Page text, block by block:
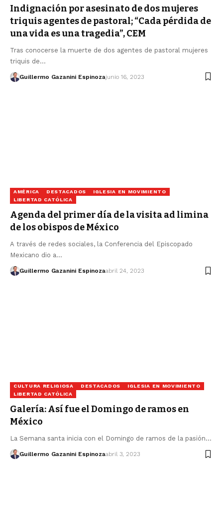
Indignación por asesinato de dos mujeres
triquis agentes de pastoral; “Cada pérdida de
una vida es una tragedia”, CEM
Tras conocerse la muerte de dos agentes de pastoral mujeres
triquis de…
Guillermo Gazanini Espinozajunio 16, 2023
AMÉRICA DESTACADOS
IGLESIA EN MOVIMIENTO
LIBERTAD CATÓLICA
Agenda del primer día de la visita ad limina
de los obispos de México
A través de redes sociales, la Conferencia del Episcopado
Mexicano dio a…
Guillermo Gazanini Espinozaabril 24, 2023
CULTURA RELIGIOSA DESTACADOS
IGLESIA EN MOVIMIENTO
LIBERTAD CATÓLICA
Galería: Así fue el Domingo de ramos en
México
La Semana santa inicia con el Domingo de ramos de la pasión…
Guillermo Gazanini Espinozaabril 3, 2023